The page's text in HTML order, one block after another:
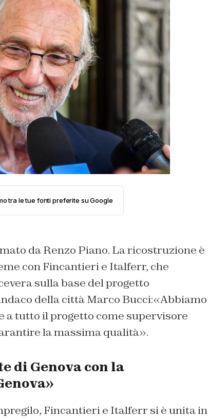
tra le tue fonti preferite su Google
da Renzo Piano. La ricostruzione è
con Fincantieri e Italferr, che
sulla base del progetto
della città Marco Bucci:«Abbiamo
a tutto il progetto come supervisore
la massima qualità».
di Genova con la
Fincantieri e Italferr si è unita in